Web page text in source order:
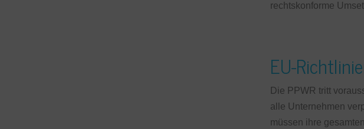
rechtskonforme
EU-
Die PPWR tritt
alle Unternehmen
müssen ihre